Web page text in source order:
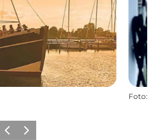
Foto:
ZurückWeiter